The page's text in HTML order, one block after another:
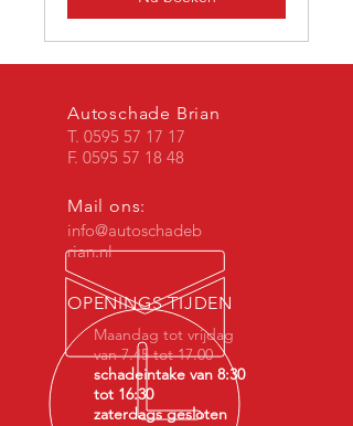
Autoschade Brian
T. 0595 57 17 17
F. 0595 57 18 48
Mail ons:
info@autoschadeb
rian.nl
OPENINGS TIJDEN
Maandag tot vrijdag
van 7.45 tot 17.00
schadeintake van 8:30
tot 16:30
zaterdags gesloten